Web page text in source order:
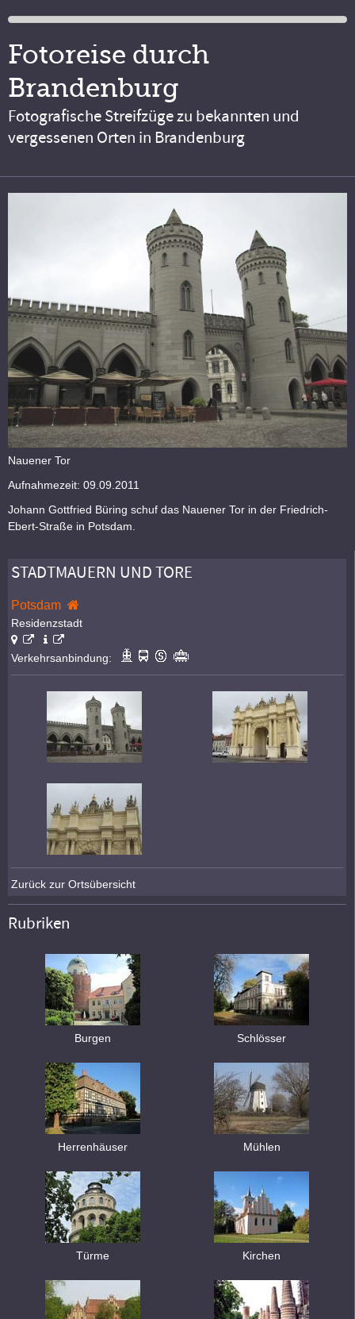
Fotoreise durch
Brandenburg
Fotografische Streifzüge zu bekannten und
vergessenen Orten in Brandenburg
Nauener Tor
Aufnahmezeit: 09.09.2011
Johann Gottfried Büring schuf das Nauener Tor in der Friedrich-
Ebert-Straße in Potsdam.
STADTMAUERN UND TORE
Potsdam
Residenzstadt
Verkehrsanbindung:
Zurück zur Ortsübersicht
Rubriken
Burgen Schlösser
Herrenhäuser Mühlen
Türme Kirchen